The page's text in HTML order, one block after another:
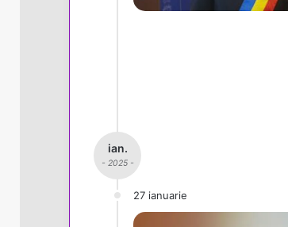
ian.
- 2025 -
27 ianuarie